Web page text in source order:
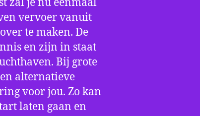
zal je nu eenmaal
vervoer vanuit
te maken. De
en zijn in staat
Bij grote
alternatieve
voor jou. Zo kan
laten gaan en